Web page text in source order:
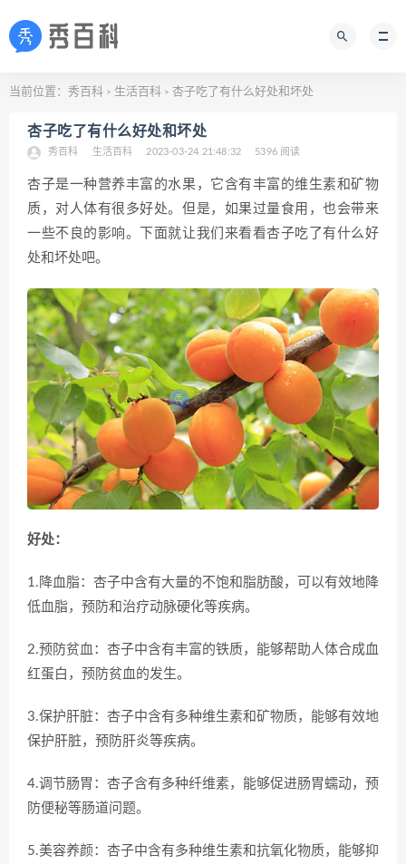
当前位置： 秀百科 > 生活百科 > 杏子吃了有什么好处和坏处
杏子吃了有什么好处和坏处
秀百科 生活百科 2023-03-24 21:48:32 5396 阅读
杏子是一种营养丰富的水果，它含有丰富的维生素和矿物
质，对人体有很多好处。但是，如果过量食用，也会带来
一些不良的影响。下面就让我们来看看杏子吃了有什么好
处和坏处吧。
好处：
1.降血脂：杏子中含有大量的不饱和脂肪酸，可以有效地降
低血脂，预防和治疗动脉硬化等疾病。
2.预防贫血：杏子中含有丰富的铁质，能够帮助人体合成血
红蛋白，预防贫血的发生。
3.保护肝脏：杏子中含有多种维生素和矿物质，能够有效地
保护肝脏，预防肝炎等疾病。
4.调节肠胃：杏子含有多种纤维素，能够促进肠胃蠕动，预
防便秘等肠道问题。
5.美容养颜：杏子中含有多种维生素和抗氧化物质，能够抑